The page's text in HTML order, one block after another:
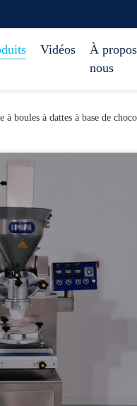
Vidéos
À
nous
à boules à dattes à base de